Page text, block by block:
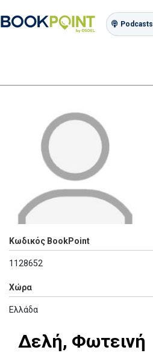
Podcasts
Κωδικός BookPoint
1128652
Χώρα
Ελλάδα
Δελή, Φωτεινή